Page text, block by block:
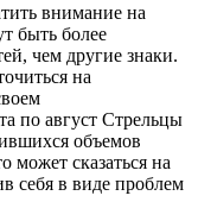
внимание на
быть более
чем другие знаки.
на
по август Стрельцы
объемов
сказаться на
себя в виде проблем